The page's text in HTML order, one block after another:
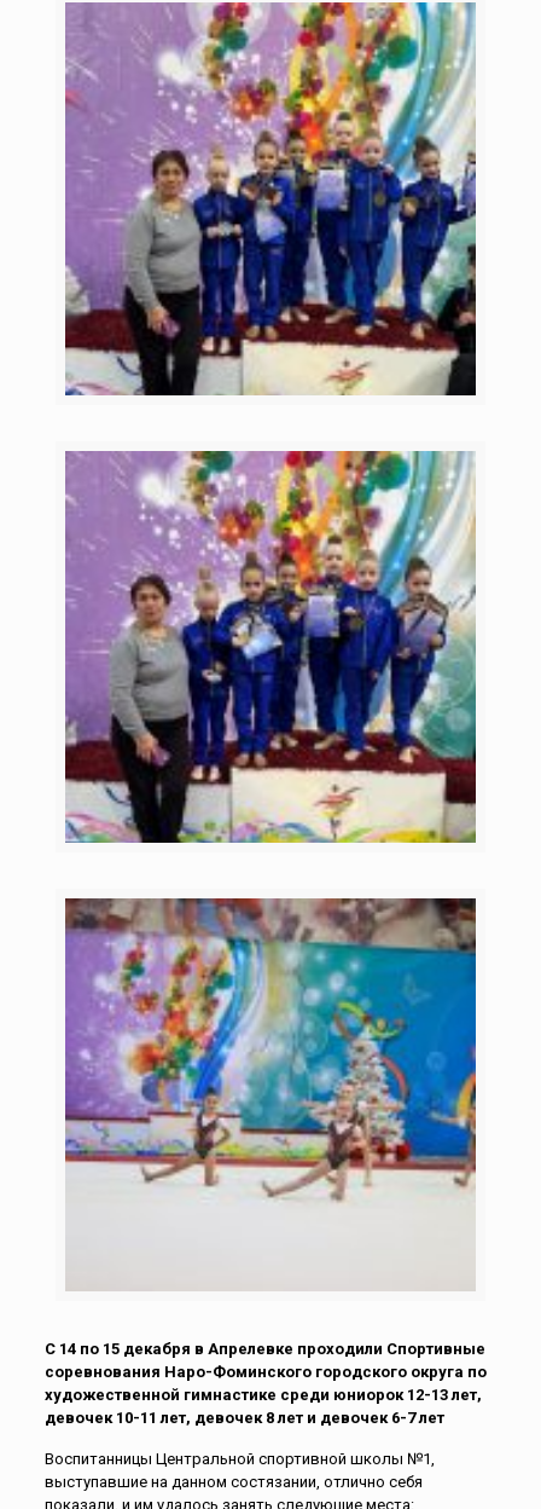
С 14 по 15 декабря в Апрелевке проходили Спортивные
соревнования Наро-Фоминского городского округа по
художественной гимнастике среди юниорок 12-13 лет,
девочек 10-11 лет, девочек 8 лет и девочек 6-7 лет
Воспитанницы Центральной спортивной школы №1,
выступавшие на данном состязании, отлично себя
показали, и им удалось занять следующие места: